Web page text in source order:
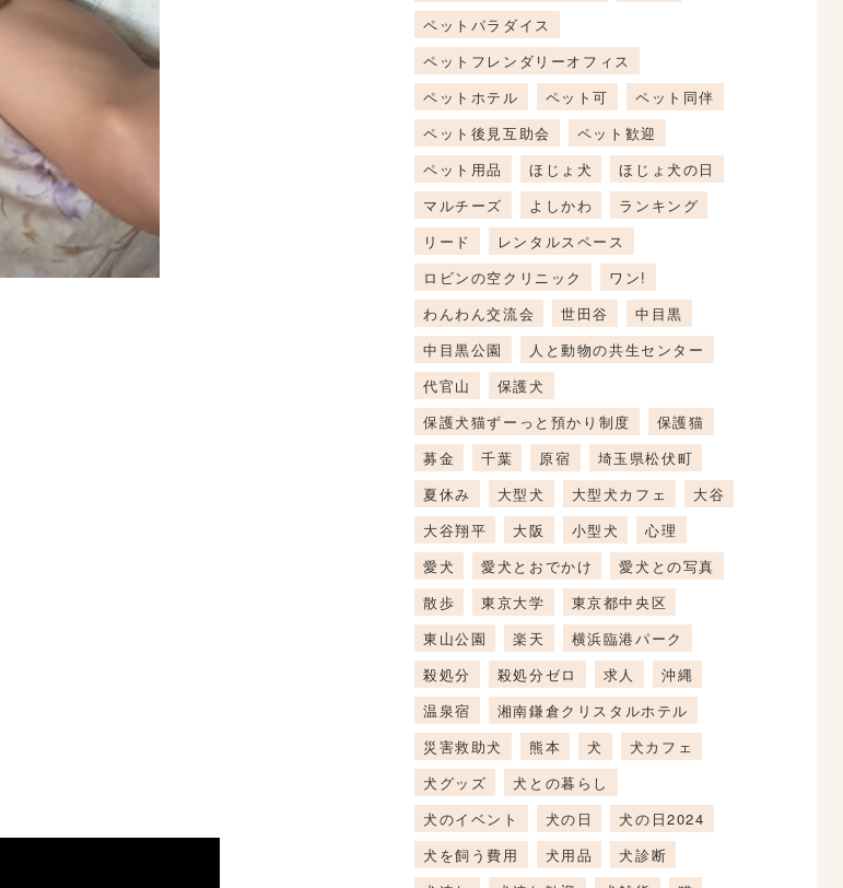
ペットパラダイス
ペットフレンダリーオフィス
ペットホテル
ペット可
ペット同伴
ペット後見互助会
ペット歓迎
ペット用品
ほじょ犬
ほじょ犬の日
マルチーズ
よしかわ
ランキング
リード
レンタルスペース
ロビンの空クリニック
ワン!
わんわん交流会
世田谷
中目黒
中目黒公園
人と動物の共生センター
代官山
保護犬
保護犬猫ずーっと預かり制度
保護猫
募金
千葉 原宿
埼玉県松伏町
夏休み
大型犬 大型犬カフェ
大谷
大谷翔平
大阪 小型犬
心理
愛犬
愛犬とおでかけ
愛犬との写真
散歩
東京大学
東京都中央区
東山公園
楽天
横浜臨港パーク
殺処分
殺処分ゼロ 求人
沖縄
温泉宿
湘南鎌倉クリスタルホテル
災害救助犬
熊本 犬
犬カフェ
犬グッズ
犬との暮らし
犬のイベント
犬の日
犬の日2024
犬を飼う費用
犬用品
犬診断